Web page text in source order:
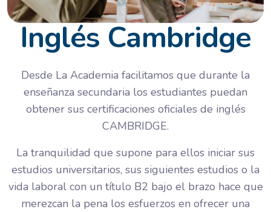
Inglés Cambridge
Desde La Academia facilitamos que durante la
enseñanza secundaria los estudiantes puedan
obtener sus certificaciones oficiales de inglés
CAMBRIDGE.
La tranquilidad que supone para ellos iniciar sus
estudios universitarios, sus siguientes estudios o la
vida laboral con un título B2 bajo el brazo hace que
merezcan la pena los esfuerzos en ofrecer una